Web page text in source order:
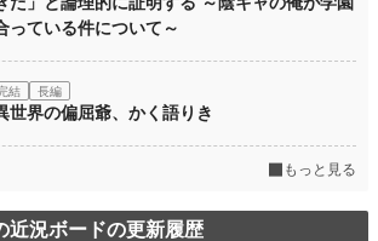
っている件について～
結 長編
世界の偏屈爺、かく語りき
もっと見る
近況ボードの更新履歴